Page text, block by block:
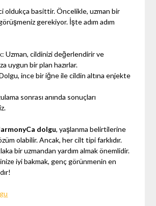
oldukça basittir. Öncelikle, uzman bir
gerekiyor. İşte adım adım
Uzman, cildinizi değerlendirir ve
uygun bir plan hazırlar.
ince bir iğne ile cildin altına enjekte
sonrası anında sonuçları
dolgu, yaşlanma belirtilerine
olabilir. Ancak, her cilt tipi farklıdır.
bir uzmandan yardım almak önemlidir.
iyi bakmak, genç görünmenin en